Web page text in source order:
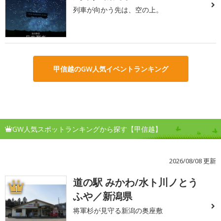
列車が向かう先は、空の上。
甲信越のGW人気イベントランキング
GW人気スポットランキングから探す【甲信越】
2026/08/08 更新
1
道の駅 みかわ/水ト川ノとう
ふや／新潟県
将軍杉が見守る新潟の奥座敷